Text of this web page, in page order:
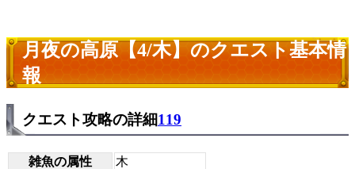
月夜の高原【4/木】のクエスト基本情
報
クエスト攻略の詳細119
雑魚の属性
木